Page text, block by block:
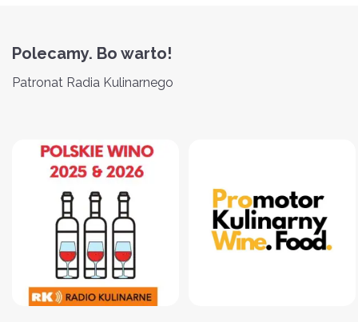
Polecamy. Bo warto!
Patronat Radia Kulinarnego